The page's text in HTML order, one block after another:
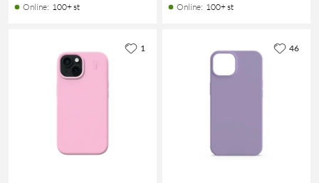
Online: 100+ st Online: 100+ st
1 46